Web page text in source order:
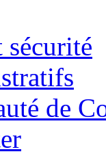
sécurité
de